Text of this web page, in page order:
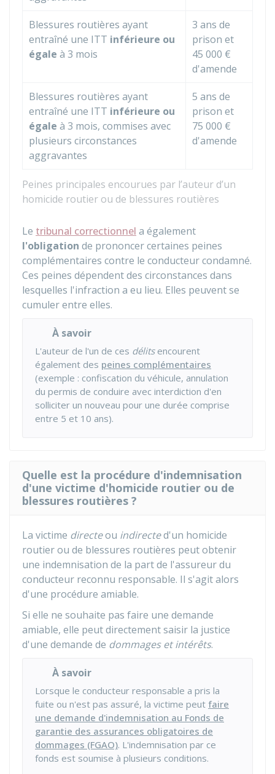
Peines principales encourues par l’auteur d’un
homicide routier ou de blessures routières
Blessures routières ayant
entraîné une ITT inférieure ou
égale à 3 mois
3 ans de
prison et
45 000 €
d'amende
Blessures routières ayant
entraîné une ITT inférieure ou
égale à 3 mois, commises avec
plusieurs circonstances
aggravantes
5 ans de
prison et
75 000 €
d'amende
Le tribunal correctionnel a également
l'obligation de prononcer certaines peines
complémentaires contre le conducteur condamné.
Ces peines dépendent des circonstances dans
lesquelles l'infraction a eu lieu. Elles peuvent se
cumuler entre elles.
À savoir
L'auteur de l'un de ces délitsencourent
également des peines complémentaires
(exemple : confiscation du véhicule, annulation
du permis de conduire avec interdiction d'en
solliciter un nouveau pour une durée comprise
entre 5 et 10 ans).
Quelle est la procédure d'indemnisation
d'une victime d'homicide routier ou de
blessures routières ?
La victime directeou indirected'un homicide
routier ou de blessures routières peut obtenir
une indemnisation de la part de l'assureur du
conducteur reconnu responsable. Il s'agit alors
d'une procédure amiable.
Si elle ne souhaite pas faire une demande
amiable, elle peut directement saisir la justice
d'une demande de dommages et intérêts.
À savoir
Lorsque le conducteur responsable a pris la
fuite ou n'est pas assuré, la victime peut faire
une demande d'indemnisation au Fonds de
garantie des assurances obligatoires de
dommages (FGAO). L'indemnisation par ce
fonds est soumise à plusieurs conditions.